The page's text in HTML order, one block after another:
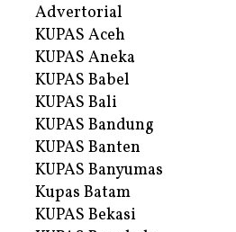
Advertorial
KUPAS Aceh
KUPAS Aneka
KUPAS Babel
KUPAS Bali
KUPAS Bandung
KUPAS Banten
KUPAS Banyumas
Kupas Batam
KUPAS Bekasi